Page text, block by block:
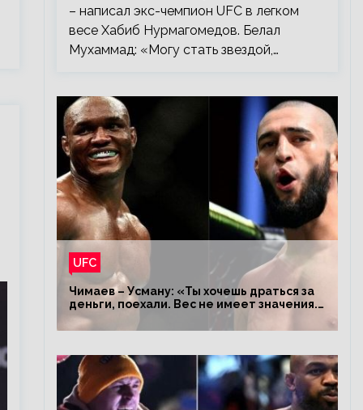
– написал экс-чемпион UFC в легком
весе Хабиб Нурмагомедов. Белал
Мухаммад: «Могу стать звездой,…
UFC
Чимаев – Усману: «Ты хочешь драться за
деньги, поехали. Вес не имеет значения.
Я – король»